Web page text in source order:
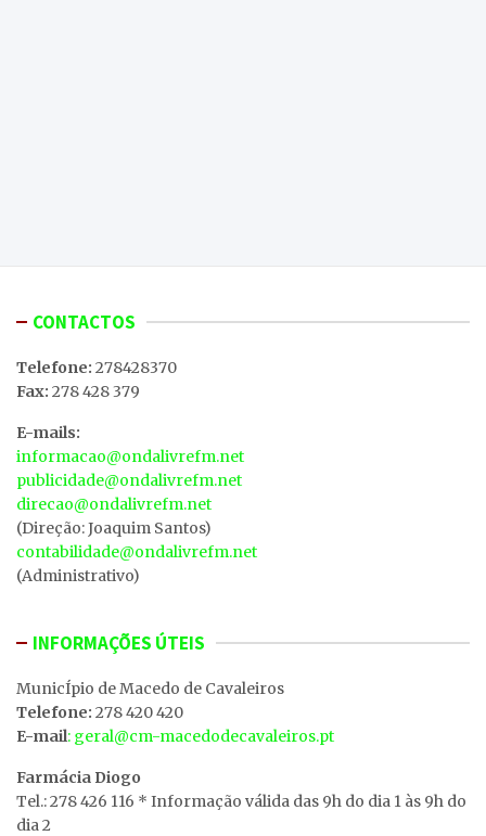
CONTACTOS
Telefone: 278428370
Fax: 278 428 379
E-mails:
informacao@ondalivrefm.net
publicidade@ondalivrefm.net
direcao@ondalivrefm.net
(Direção: Joaquim Santos)
contabilidade@ondalivrefm.net
(Administrativo)
INFORMAÇÕES ÚTEIS
MunicÍpio de Macedo de Cavaleiros
Telefone: 278 420 420
E-mail: geral@cm-macedodecavaleiros.pt
Farmácia Diogo
Tel.: 278 426 116 * Informação válida das 9h do dia 1 às 9h do
dia 2